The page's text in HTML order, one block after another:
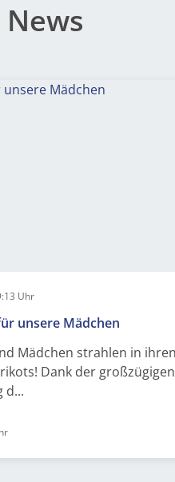
Uhr
unsere Mädchen
Mädchen strahlen in ihren
Dank der großzügigen
d...